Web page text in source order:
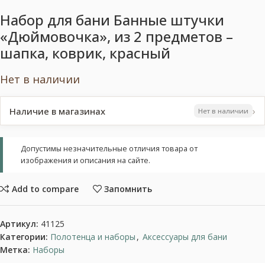
Набор для бани Банные штучки
«Дюймовочка», из 2 предметов –
шапка, коврик, красный
Нет в наличии
Наличие в магазинах Нет в наличии ›
Допустимы незначительные отличия товара от
изображения и описания на сайте.
Add to compare Запомнить
Артикул: 41125
Категории: Полотенца и наборы , Аксессуары для бани
Метка: Наборы